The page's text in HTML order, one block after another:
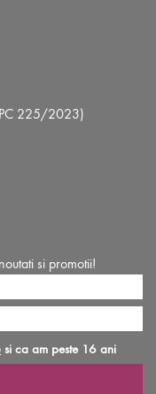
225/2023)
si promotii!
si ca am peste 16 ani